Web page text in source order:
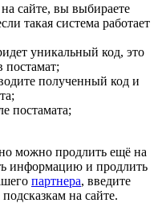
сайте, вы выбираете
такая система работает
уникальный код, это
постамат;
полученный код и
постамата;
можно продлить ещё на
информацию и продлить
партнера, введите
на сайте.